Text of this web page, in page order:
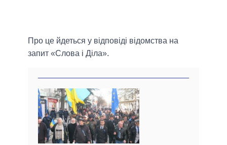
Про це йдеться у відповіді відомства на
запит «Слова і Діла».